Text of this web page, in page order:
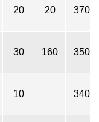
20 20 370
30 160 350
10 340